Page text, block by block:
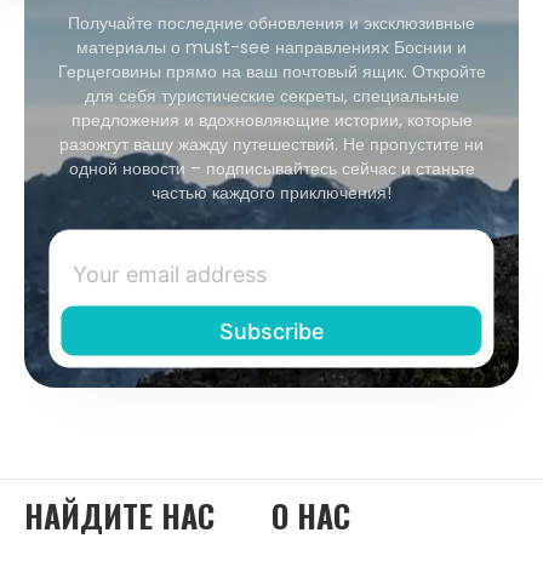
Получайте последние обновления и эксклюзивные
материалы о must-see направлениях Боснии и
Герцеговины прямо на ваш почтовый ящик. Откройте
для себя туристические секреты, специальные
предложения и вдохновляющие истории, которые
разожгут вашу жажду путешествий. Не пропустите ни
одной новости – подписывайтесь сейчас и станьте
частью каждого приключения!
НАЙДИТЕ НАС О НАС